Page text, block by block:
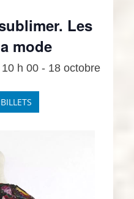
Les
mode
h 00 - 18 octobre